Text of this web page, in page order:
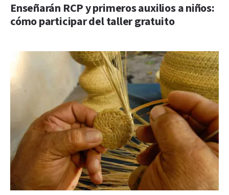
Enseñarán RCP y primeros auxilios a niños:
cómo participar del taller gratuito